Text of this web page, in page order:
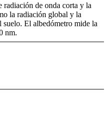
radiación de onda corta y la
la radiación global y la
suelo. El albedómetro mide la
nm.